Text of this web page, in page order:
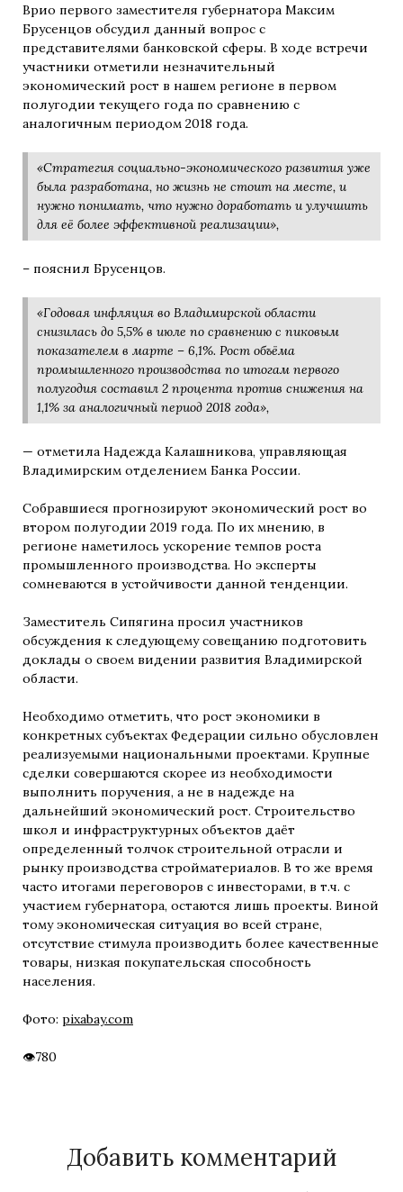
Врио первого заместителя губернатора Максим
Брусенцов обсудил данный вопрос с
представителями банковской сферы. В ходе встречи
участники отметили незначительный
экономический рост в нашем регионе в первом
полугодии текущего года по сравнению с
аналогичным периодом 2018 года.
«Стратегия социально-экономического развития уже
была разработана, но жизнь не стоит на месте, и
нужно понимать, что нужно доработать и улучшить
для её более эффективной реализации»,
– пояснил Брусенцов.
«Годовая инфляция во Владимирской области
снизилась до 5,5% в июле по сравнению с пиковым
показателем в марте – 6,1%. Рост объёма
промышленного производства по итогам первого
полугодия составил 2 процента против снижения на
1,1% за аналогичный период 2018 года»,
— отметила Надежда Калашникова, управляющая
Владимирским отделением Банка России.
Собравшиеся прогнозируют экономический рост во
втором полугодии 2019 года. По их мнению, в
регионе наметилось ускорение темпов роста
промышленного производства. Но эксперты
сомневаются в устойчивости данной тенденции.
Заместитель Сипягина просил участников
обсуждения к следующему совещанию подготовить
доклады о своем видении развития Владимирской
области.
Необходимо отметить, что рост экономики в
конкретных субъектах Федерации сильно обусловлен
реализуемыми национальными проектами. Крупные
сделки совершаются скорее из необходимости
выполнить поручения, а не в надежде на
дальнейший экономический рост. Строительство
школ и инфраструктурных объектов даёт
определенный толчок строительной отрасли и
рынку производства стройматериалов. В то же время
часто итогами переговоров с инвесторами, в т.ч. с
участием губернатора, остаются лишь проекты. Виной
тому экономическая ситуация во всей стране,
отсутствие стимула производить более качественные
товары, низкая покупательская способность
населения.
Фото: pixabay.com
780
Добавить комментарий